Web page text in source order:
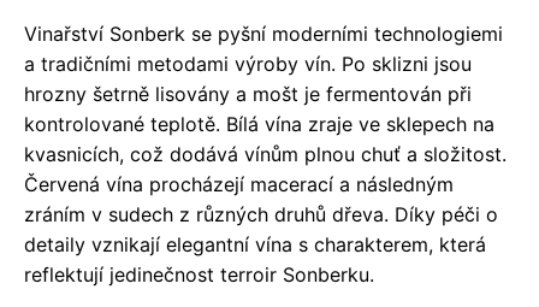
Vinařství Sonberk se pyšní moderními technologiemi
a tradičními metodami výroby vín. Po sklizni jsou
hrozny šetrně lisovány a mošt je fermentován při
kontrolované teplotě. Bílá vína zraje ve sklepech na
kvasnicích, což dodává vínům plnou chuť a složitost.
Červená vína procházejí macerací a následným
zráním v sudech z různých druhů dřeva. Díky péči o
detaily vznikají elegantní vína s charakterem, která
reflektují jedinečnost terroir Sonberku.